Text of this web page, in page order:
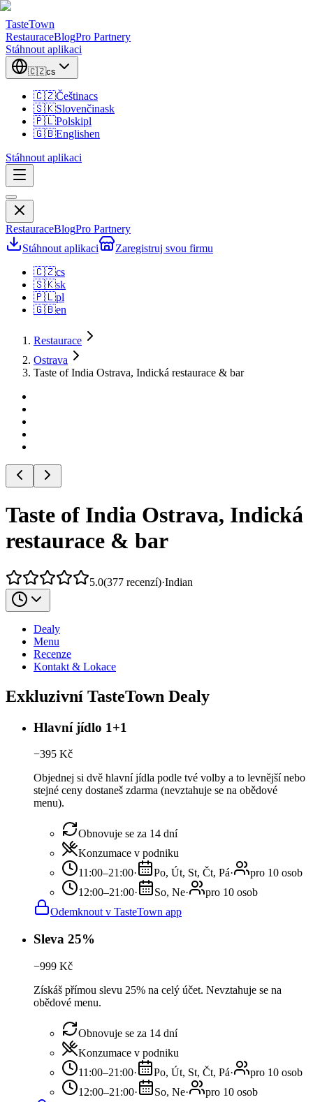
TasteTown
RestauraceBlogPro Partnery
Stáhnout aplikaci
🇨🇿cs
🇨🇿Češtinacs
🇸🇰Slovenčinask
🇵🇱Polskipl
🇬🇧Englishen
Stáhnout aplikaci
RestauraceBlogPro Partnery
Stáhnout aplikaci
Zaregistruj svou firmu
🇨🇿cs
🇸🇰sk
🇵🇱pl
🇬🇧en
Restaurace
Ostrava
Taste of India Ostrava, Indická restaurace & bar
Taste of India Ostrava, Indická
restaurace & bar
5.0(377 recenzí)·Indian
Dealy
Menu
Recenze
Kontakt & Lokace
Exkluzivní TasteTown Dealy
Hlavní jídlo 1+1
−395 Kč
Objednej si dvě hlavní jídla podle tvé volby a to levnější nebo
stejné ceny dostaneš zdarma (nevztahuje se na obědové
menu).
Obnovuje se za 14 dní
Konzumace v podniku
11:00–21:00· Po, Út, St, Čt, Pá·
pro 10 osob
12:00–21:00· So, Ne·
pro 10 osob
Odemknout v TasteTown app
Sleva 25%
−999 Kč
Získáš přímou slevu 25% na celý účet. Nevztahuje se na
obědové menu.
Obnovuje se za 14 dní
Konzumace v podniku
11:00–21:00· Po, Út, St, Čt, Pá·
pro 10 osob
12:00–21:00· So, Ne·
pro 10 osob